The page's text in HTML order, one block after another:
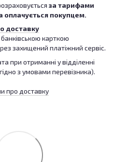
за тарифами
оплачується покупцем.
доставку
карткою
захищений платіжний сервіс.
при отриманні у відділенні
з умовами перевізника).
про доставку